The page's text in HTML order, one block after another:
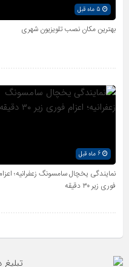
بهترین مکان نصب تلویزیون شهری
6 ماه قبل
نمایندگی یخچال سامسونگ زعفرانیه؛
فوری زیر ۳۰ دقیقه